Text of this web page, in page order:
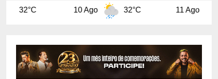
10 Ago 32°C 11 Ago 29°C